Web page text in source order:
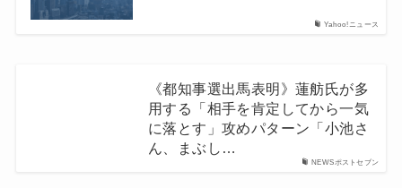
Yahoo!ニュース
NEWSポストセブン
《都知事選出馬表明》蓮舫氏が多
用する「相手を肯定してから一気
に落とす」攻めパターン「小池さ
ん、まぶし…